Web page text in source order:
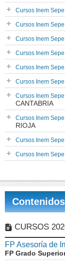
Cursos Inem
Cursos Inem
Cursos Inem
Cursos Inem
Cursos Inem
Cursos Inem
Cursos Inem
CANTABRIA
Cursos Inem
RIOJA
Cursos Inem
Cursos Inem
CURSOS
FP Asesoría de
FP Grado